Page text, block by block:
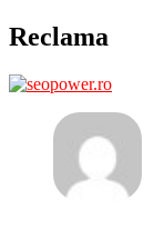
Reclama